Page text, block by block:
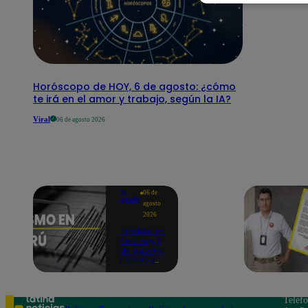
Horóscopo de HOY, 6 de agosto: ¿cómo
te irá en el amor y trabajo, según la IA?
Viral 06 de agosto 2026
Te
ayudo
06 de
agosto
2026
Temblor en
Perú hoy, 6
de agosto:
horario y
según IGP